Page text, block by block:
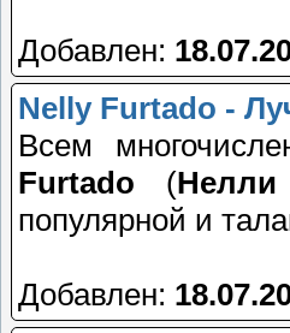
Добавлен:
Nelly Furtado -
Всем
Furtado (
популярной и
Добавлен: